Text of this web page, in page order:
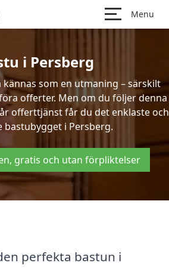
Menu
i Persberg
som en utmaning – särskilt
offerter. Men om du följer denna
offerttjänst får du det enklaste och
bastubygget i Persberg.
gratis och utan förpliktelser
perfekta bastun i